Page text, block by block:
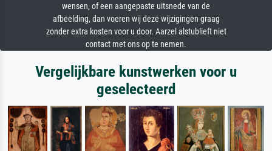
wensen, of een aangepaste uitsnede van de
afbeelding, dan voeren wij deze wijzigingen graag
zonder extra kosten voor u door. Aarzel alstublieft niet
contact met ons op te nemen.
Vergelijkbare kunstwerken voor u
geselecteerd